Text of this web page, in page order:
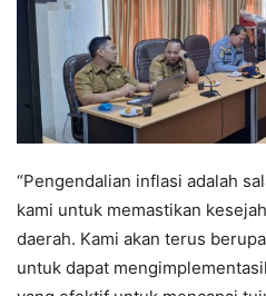
“Pengendalian inflasi adalah
kami untuk memastikan
daerah. Kami akan terus
untuk dapat